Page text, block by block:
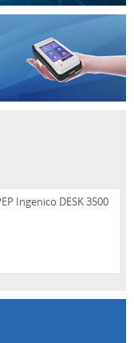
Ingenico DESK 3500